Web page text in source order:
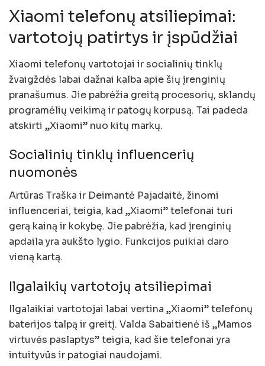
Xiaomi telefonų atsiliepimai:
vartotojų patirtys ir įspūdžiai
Xiaomi telefonų vartotojai ir socialinių tinklų
žvaigždės labai dažnai kalba apie šių įrenginių
pranašumus. Jie pabrėžia greitą procesorių, sklandų
programėlių veikimą ir patogų korpusą. Tai padeda
atskirti „Xiaomi” nuo kitų markų.
Socialinių tinklų influencerių
nuomonės
Artūras Traška ir Deimantė Pajadaitė, žinomi
influenceriai, teigia, kad „Xiaomi” telefonai turi
gerą kainą ir kokybę. Jie pabrėžia, kad įrenginių
apdaila yra aukšto lygio. Funkcijos puikiai daro
vieną kartą.
Ilgalaikių vartotojų atsiliepimai
Ilgalaikiai vartotojai labai vertina „Xiaomi” telefonų
baterijos talpą ir greitį. Valda Sabaitienė iš „Mamos
virtuvės paslaptys” teigia, kad šie telefonai yra
intuityvūs ir patogiai naudojami.